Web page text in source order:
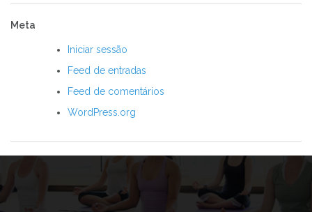
Meta
Iniciar sessão
Feed de entradas
Feed de comentários
WordPress.org